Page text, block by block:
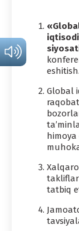
eshitish.
Global
tatbiq